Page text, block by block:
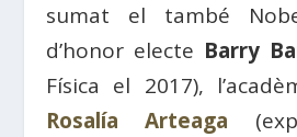
sumat el també
d’honor electe Barry
Física el 2017),
Rosalía Arteaga